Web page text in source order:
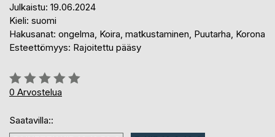
Julkaistu: 19.06.2024
Kieli: suomi
Hakusanat: ongelma, Koira, matkustaminen, Puutarha, Korona
Esteettömyys: Rajoitettu pääsy
Arvostelu::
0%
0 Arvostelua
Saatavilla::